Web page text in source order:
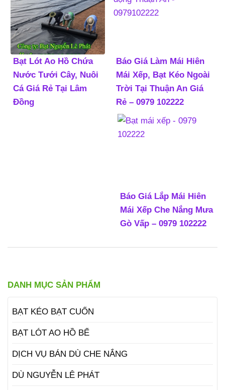
DANH MỤC SẢN PHẨM
BẠT KÉO BẠT CUỐN
BẠT LÓT AO HỒ BỂ
DỊCH VỤ BÁN DÙ CHE NẮNG
DÙ NGUYỄN LÊ PHÁT
Bạt Lót Ao Hồ Chứa
Nước Tưới Cây, Nuôi
Cá Giá Rẻ Tại Lâm
Đồng
Báo Giá Làm Mái Hiên
Mái Xếp, Bạt Kéo Ngoài
Trời Tại Thuận An Giá
Rẻ – 0979 102222
Báo Giá Lắp Mái Hiên
Mái Xếp Che Nắng Mưa
Gò Vấp – 0979 102222